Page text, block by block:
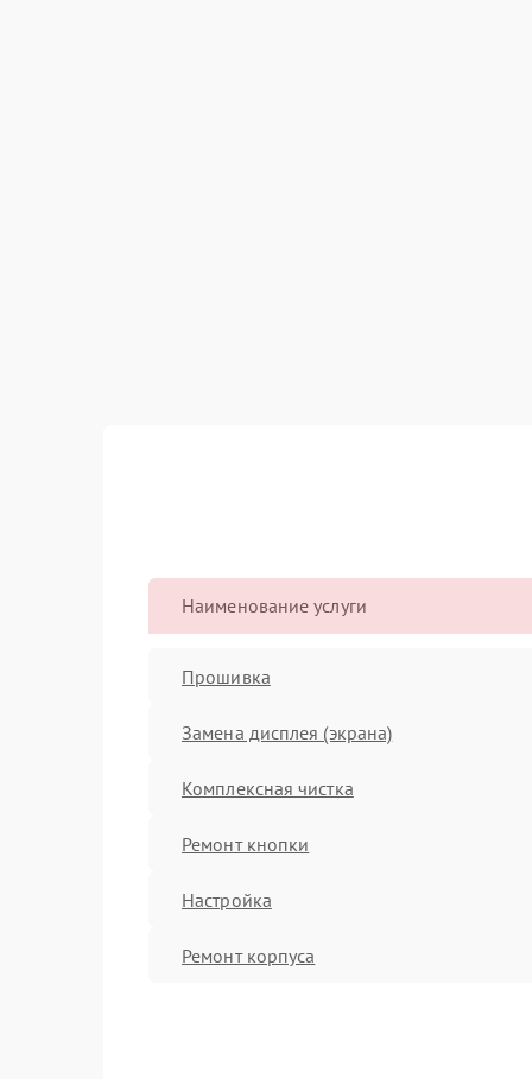
Наименование услуги
Прошивка
Замена дисплея (экрана)
Комплексная чистка
Ремонт кнопки
Настройка
Ремонт корпуса